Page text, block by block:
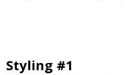
Styling #1